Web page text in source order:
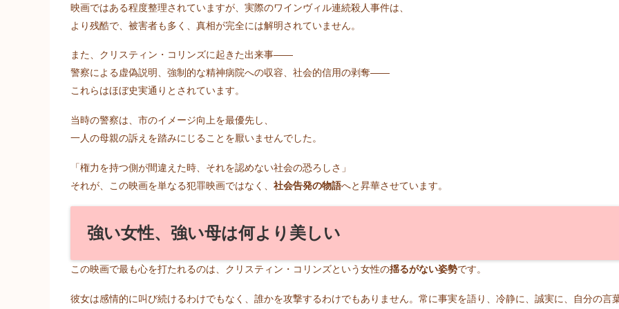
映画ではある程度整理されていますが、実際のワインヴィル連続殺人事件は、
より残酷で、被害者も多く、真相が完全には解明されていません。
また、クリスティン・コリンズに起きた出来事――
警察による虚偽説明、強制的な精神病院への収容、社会的信用の剥奪――
これらはほぼ史実通りとされています。
当時の警察は、市のイメージ向上を最優先し、
一人の母親の訴えを踏みにじることを厭いませんでした。
「権力を持つ側が間違えた時、それを認めない社会の恐ろしさ」
それが、この映画を単なる犯罪映画ではなく、 社会告発の物語へと昇華させています。
強い女性、強い母は何より美しい
この映画で最も心を打たれるのは、クリスティン・コリンズという女性の揺るがない姿勢です。
彼女は感情的に叫び続けるわけでもなく、誰かを攻撃するわけでもありません。常に事実を語り、冷静に、誠実に、自分の言